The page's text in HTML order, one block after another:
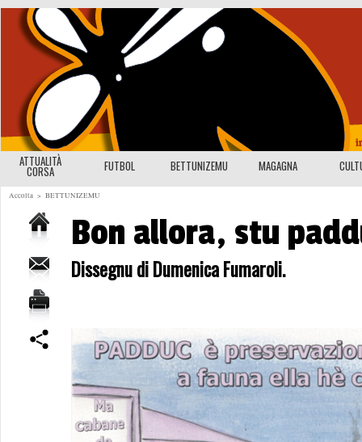
ATTUALITÀ
CORSA FUTBOL BETTUNIZEMU MAGAGNA
Accolta > BETTUNIZEMU
Bon allora, stu
Dissegnu di Dumenica Fumaroli.